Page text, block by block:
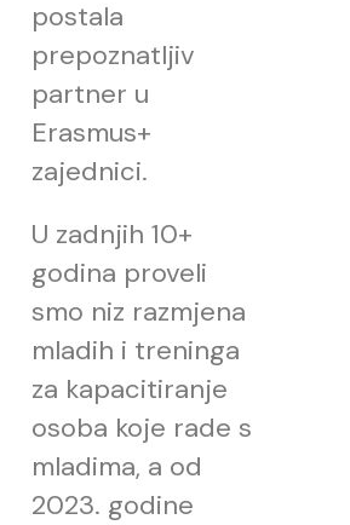
postala
prepoznatljiv
partner u
Erasmus+
zajednici.
U zadnjih 10+
godina proveli
smo niz razmjena
mladih i treninga
za kapacitiranje
osoba koje rade s
mladima, a od
2023. godine